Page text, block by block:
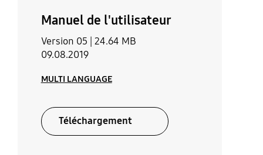
Manuel de l'utilisateur
Version 05 | 24.64 MB
09.08.2019
MULTI LANGUAGE
Téléchargement